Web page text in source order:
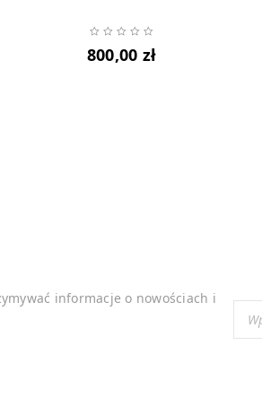
800,00 zł
informacje o nowościach i